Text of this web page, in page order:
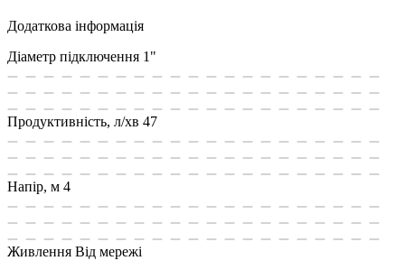
Додаткова інформація
Діаметр підключення 1"
Продуктивність, л/хв 47
Напір, м 4
Живлення Від мережі